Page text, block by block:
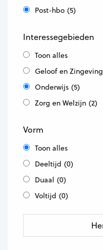
Post-hbo (5)
Interessegebieden
Toon alles
Geloof en Zingeving
Onderwijs (5)
Zorg en Welzijn (2)
Vorm
Toon alles
Deeltijd (0)
Duaal (0)
Voltijd (0)